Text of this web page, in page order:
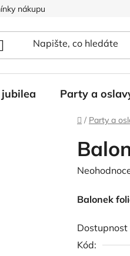
nákupu
Party a
Domů
/ Party a
Průměrné
produktu
0,0
z
Balonek
Dostupnost
Kód: